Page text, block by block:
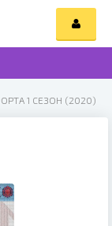
1 СЕЗОН (2020)